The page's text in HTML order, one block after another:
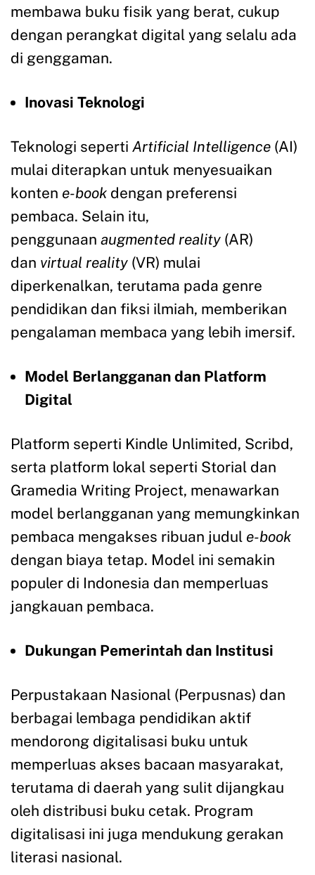
membawa buku fisik yang berat, cukup
dengan perangkat digital yang selalu ada
di genggaman.
Inovasi Teknologi
Teknologi seperti Artificial Intelligence (AI)
mulai diterapkan untuk menyesuaikan
konten e-book dengan preferensi
pembaca. Selain itu,
penggunaan augmented reality (AR)
dan virtual reality (VR) mulai
diperkenalkan, terutama pada genre
pendidikan dan fiksi ilmiah, memberikan
pengalaman membaca yang lebih imersif.
Model Berlangganan dan Platform
Digital
Platform seperti Kindle Unlimited, Scribd,
serta platform lokal seperti Storial dan
Gramedia Writing Project, menawarkan
model berlangganan yang memungkinkan
pembaca mengakses ribuan judul e-book
dengan biaya tetap. Model ini semakin
populer di Indonesia dan memperluas
jangkauan pembaca.
Dukungan Pemerintah dan Institusi
Perpustakaan Nasional (Perpusnas) dan
berbagai lembaga pendidikan aktif
mendorong digitalisasi buku untuk
memperluas akses bacaan masyarakat,
terutama di daerah yang sulit dijangkau
oleh distribusi buku cetak. Program
digitalisasi ini juga mendukung gerakan
literasi nasional.